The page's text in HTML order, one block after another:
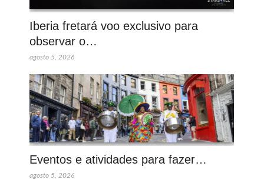
Iberia fretará voo exclusivo para
observar o…
agosto 5, 2026
Eventos e atividades para fazer…
agosto 5, 2026